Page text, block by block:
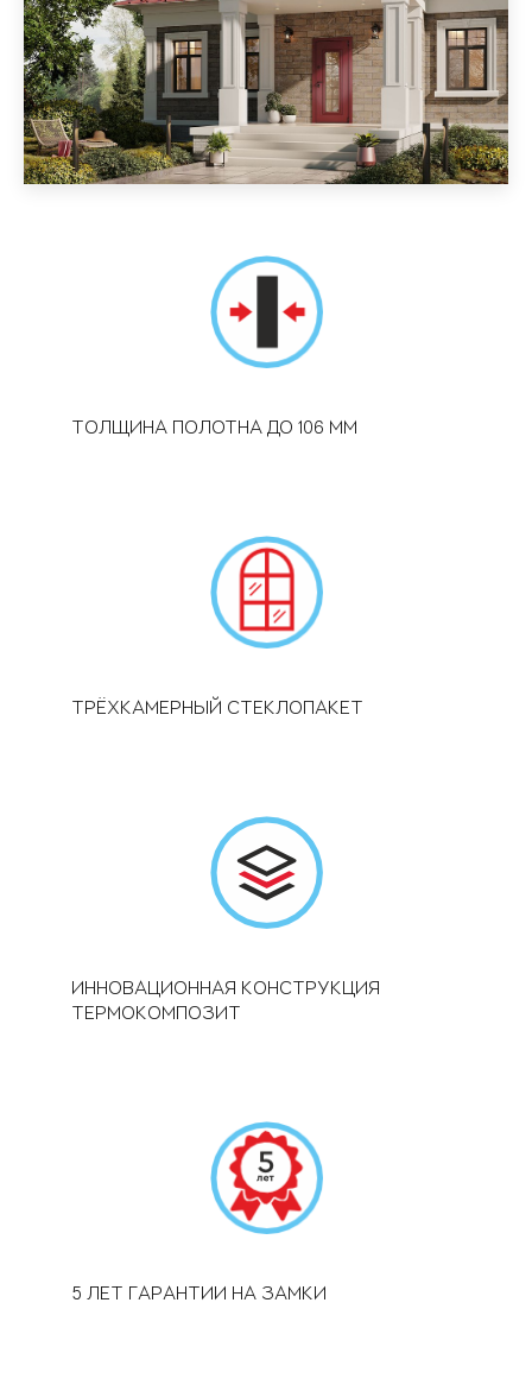
ТОЛЩИНА ПОЛОТНА ДО 106 ММ
ТРЁХКАМЕРНЫЙ СТЕКЛОПАКЕТ
ИННОВАЦИОННАЯ КОНСТРУКЦИЯ
ТЕРМОКОМПОЗИТ
5 ЛЕТ ГАРАНТИИ НА ЗАМКИ